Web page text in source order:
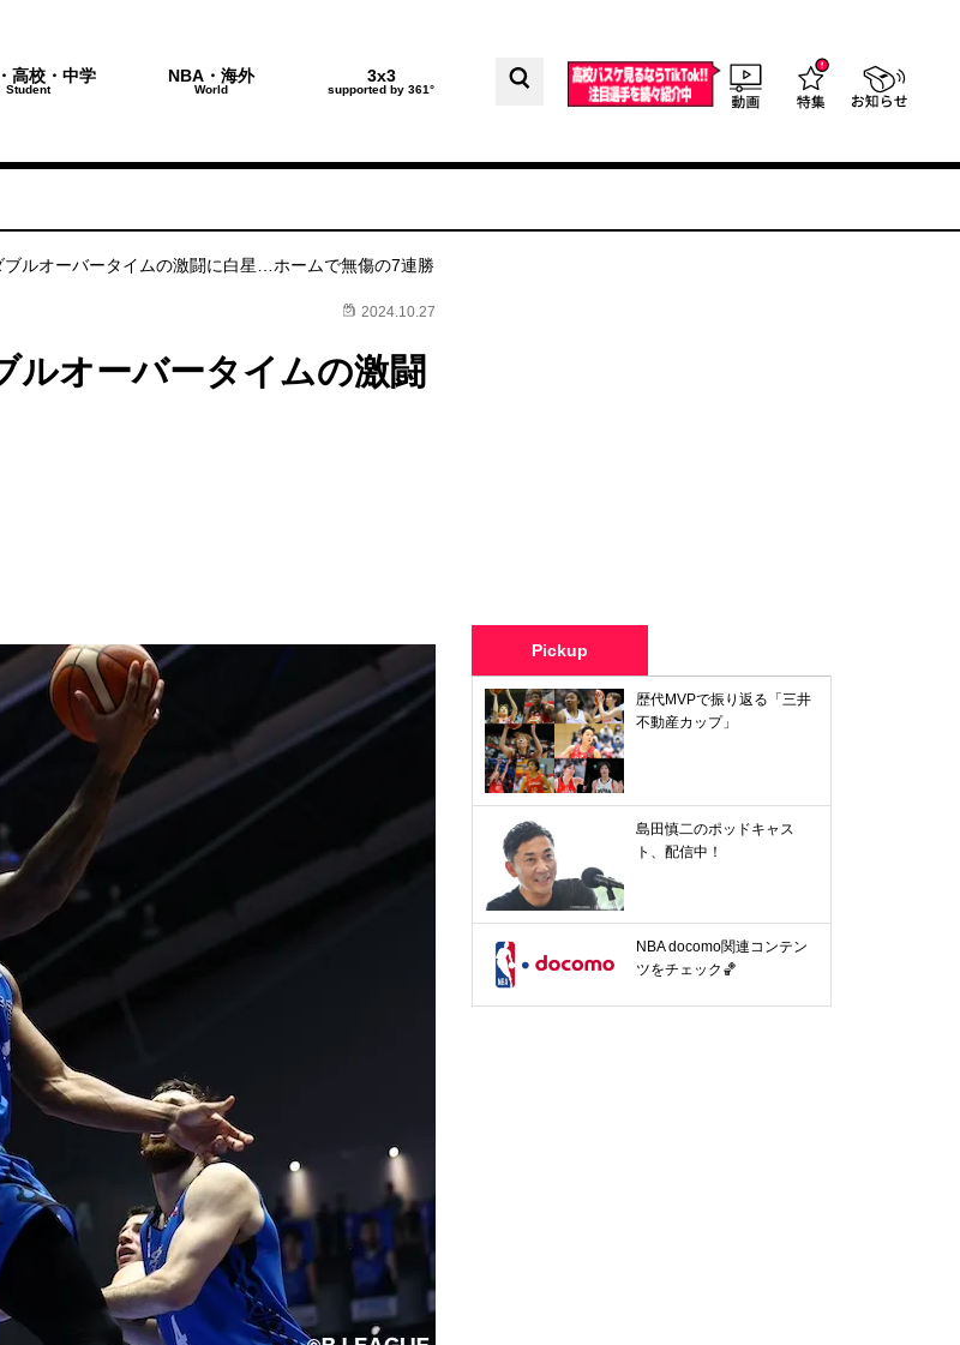
高校・中学
Student
NBA・海外
World
3x3
supported by 361°
ルオーバータイムの激闘に白星…ホームで無傷の7連勝
2024.10.27
ルオーバータイムの激闘
Pickup
歴代MVPで振り返る「三井
不動産カップ」
島田慎二のポッドキャス
ト、配信中！
NBA docomo関連コンテン
ツをチェック🏀